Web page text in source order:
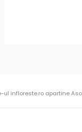
ul infloreste.ro apartine